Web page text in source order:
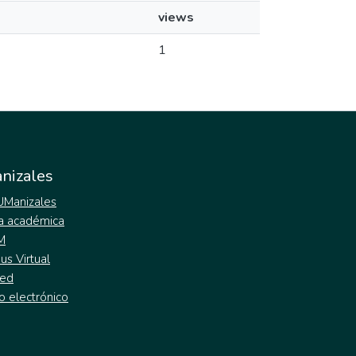
views
1
académica
Virtual
electrónico